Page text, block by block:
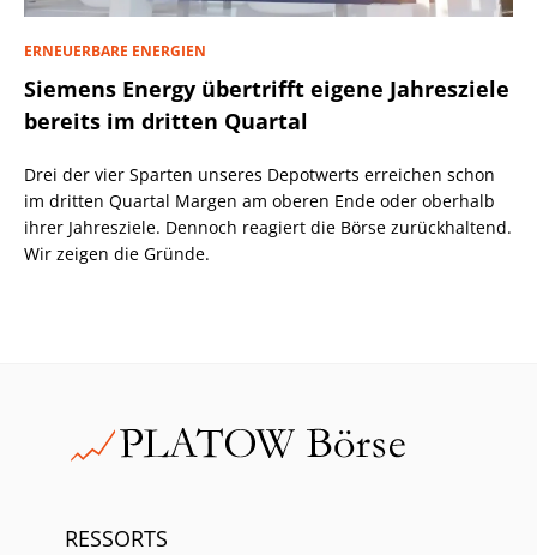
ERNEUERBARE ENERGIEN
Siemens Energy übertrifft eigene Jahresziele
bereits im dritten Quartal
Drei der vier Sparten unseres Depotwerts erreichen schon
im dritten Quartal Margen am oberen Ende oder oberhalb
ihrer Jahresziele. Dennoch reagiert die Börse zurückhaltend.
Wir zeigen die Gründe.
RESSORTS